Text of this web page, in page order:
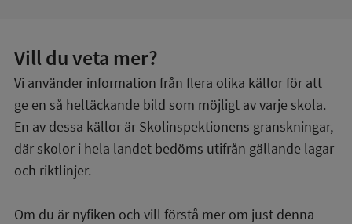
Vill du veta mer?
Vi använder information från flera olika källor för att
ge en så heltäckande bild som möjligt av varje skola.
En av dessa källor är Skolinspektionens granskningar,
där skolor i hela landet bedöms utifrån gällande lagar
och riktlinjer.
Om du är nyfiken och vill förstå mer om just denna